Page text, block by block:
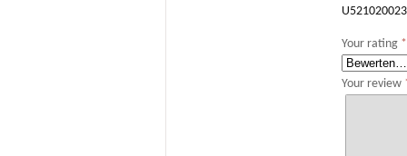
Your rating *
Your review